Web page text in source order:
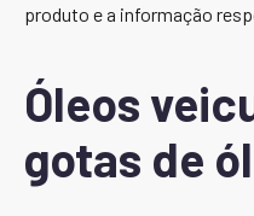
produto e a informação
Óleos
gotas de